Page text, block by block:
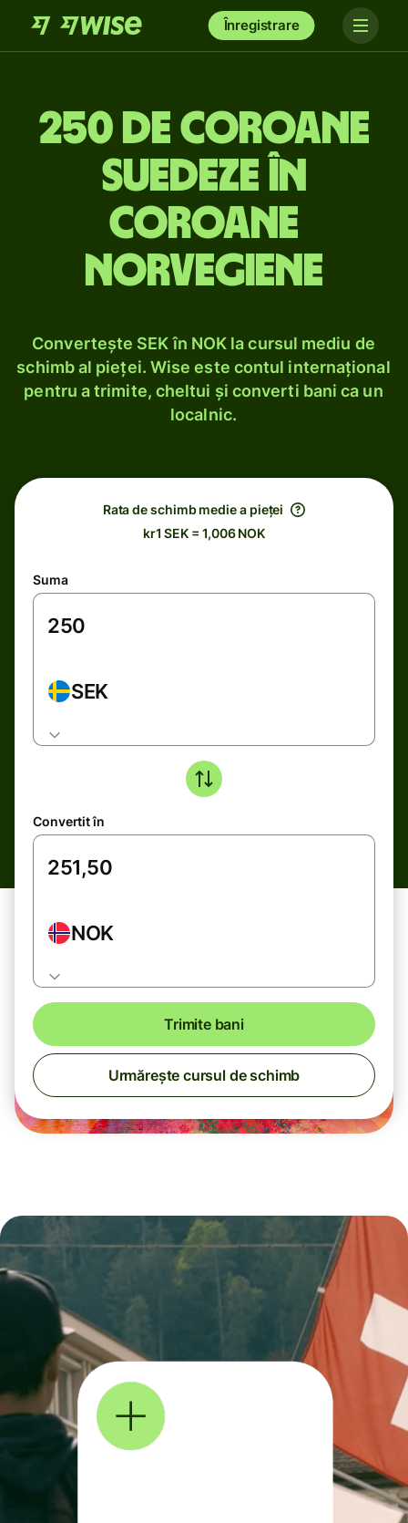
Înregistrare
250 de coroane
suedeze în
coroane
norvegiene
Convertește SEK în NOK la cursul mediu de
schimb al pieței. Wise este contul internațional
pentru a trimite, cheltui și converti bani ca un
localnic.
Rata de schimb medie a pieței
kr1 SEK = 1,006 NOK
Suma
SEK
Convertit în
NOK
Trimite bani
Urmărește cursul de schimb